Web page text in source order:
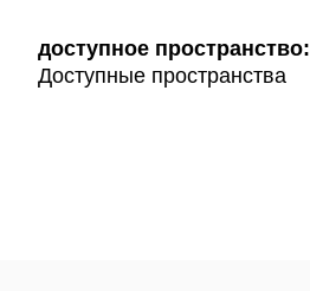
доступное пространство:
Доступные пространства